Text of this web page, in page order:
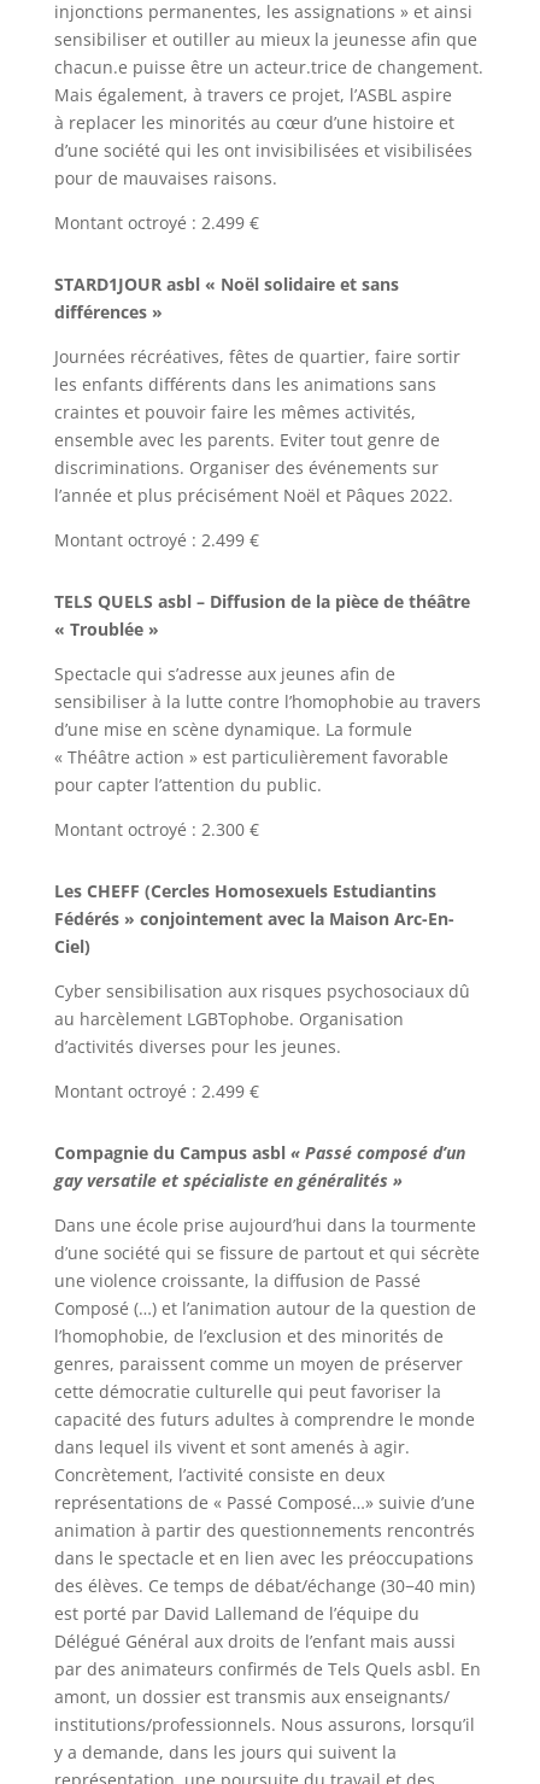
injonctions permanentes, les assignations » et ainsi
sensibiliser et outiller au mieux la jeunesse afin que
chacun.e puisse être un acteur.trice de changement.
Mais également, à travers ce projet, l’ASBL aspire
à replacer les minorités au cœur d’une histoire et
d’une société qui les ont invisibilisées et visibilisées
pour de mauvaises raisons.
Montant octroyé : 2.499 €
STARD1JOUR asbl « Noël solidaire et sans
différences »
Journées récréatives, fêtes de quartier, faire sortir
les enfants différents dans les animations sans
craintes et pouvoir faire les mêmes activités,
ensemble avec les parents. Eviter tout genre de
discriminations. Organiser des événements sur
l’année et plus précisément Noël et Pâques 2022.
Montant octroyé : 2.499 €
TELS QUELS asbl – Diffusion de la pièce de théâtre
« Troublée »
Spectacle qui s’adresse aux jeunes afin de
sensibiliser à la lutte contre l’homophobie au travers
d’une mise en scène dynamique. La formule
« Théâtre action » est particulièrement favorable
pour capter l’attention du public.
Montant octroyé : 2.300 €
Les CHEFF (Cercles Homosexuels Estudiantins
Fédérés » conjointement avec la Maison Arc-En-
Ciel)
Cyber sensibilisation aux risques psychosociaux dû
au harcèlement LGBTophobe. Organisation
d’activités diverses pour les jeunes.
Montant octroyé : 2.499 €
Compagnie du Campus asbl « Passé composé d’un
gay versatile et spécialiste en généralités »
Dans une école prise aujourd’hui dans la tourmente
d’une société qui se fissure de partout et qui sécrète
une violence croissante, la diffusion de Passé
Composé (…) et l’animation autour de la question de
l’homophobie, de l’exclusion et des minorités de
genres, paraissent comme un moyen de préserver
cette démocratie culturelle qui peut favoriser la
capacité des futurs adultes à comprendre le monde
dans lequel ils vivent et sont amenés à agir.
Concrètement, l’activité consiste en deux
représentations de « Passé Composé…» suivie d’une
animation à partir des questionnements rencontrés
dans le spectacle et en lien avec les préoccupations
des élèves. Ce temps de débat/​échange (30−40 min)
est porté par David Lallemand de l’équipe du
Délégué Général aux droits de l’enfant mais aussi
par des animateurs confirmés de Tels Quels asbl. En
amont, un dossier est transmis aux enseignants/​
institutions/​professionnels. Nous assurons, lorsqu’il
y a demande, dans les jours qui suivent la